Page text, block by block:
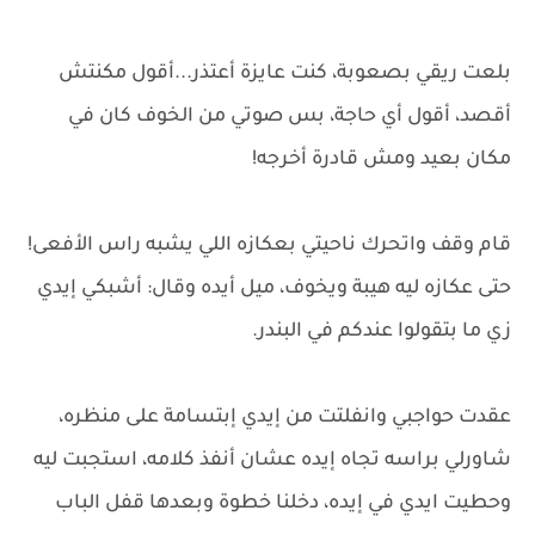
بلعت ريقي بصعوبة، كنت عايزة أعتذر...أقول مكنتش
أقصد، أقول أي حاجة، بس صوتي من الخوف كان في
مكان بعيد ومش قادرة أخرجه!
قام وقف واتحرك ناحيتي بعكازه اللي يشبه راس الأفعى!
حتى عكازه ليه هيبة ويخوف، ميل أيده وقال: أشبكي إيدي
زي ما بتقولوا عندكم في البندر.
عقدت حواجبي وانفلتت من إيدي إبتسامة على منظره،
شاورلي براسه تجاه إيده عشان أنفذ كلامه، استجبت ليه
وحطيت ايدي في إيده، دخلنا خطوة وبعدها قفل الباب